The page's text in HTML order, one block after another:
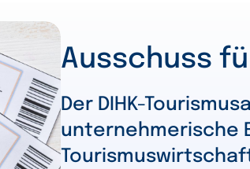
Suchen
Ausschuss
Der DIHK-
unternehmerische